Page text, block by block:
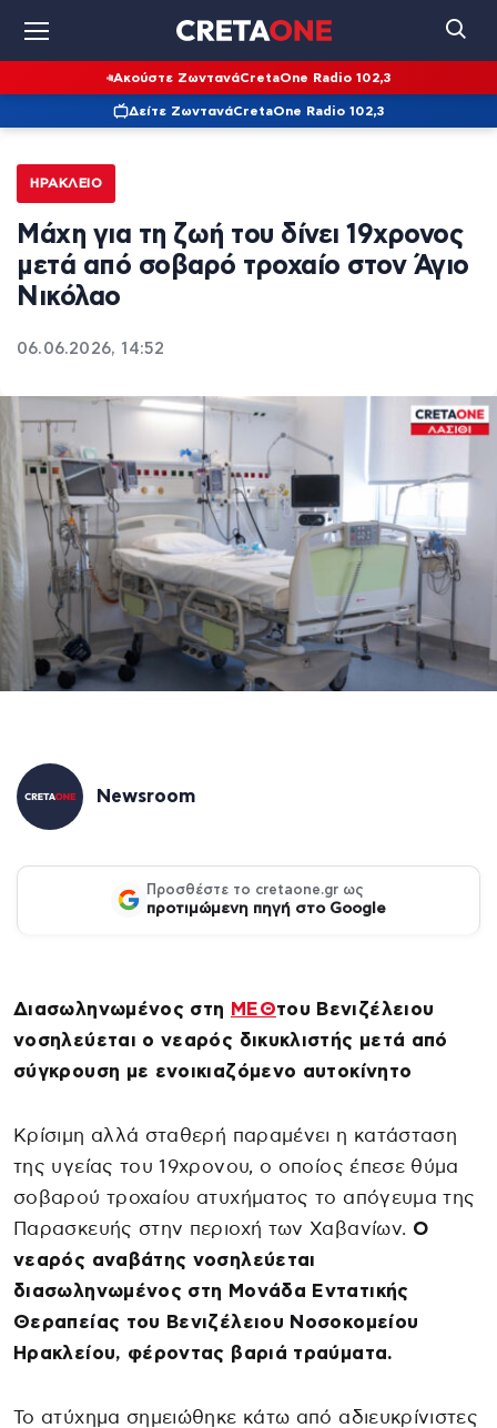
Ακούστε ΖωντανάCretaOne Radio 102,3
Δείτε ΖωντανάCretaOne Radio 102,3
ΗΡΆΚΛΕΙΟ
Μάχη για τη ζωή του δίνει 19χρονος
μετά από σοβαρό τροχαίο στον Άγιο
Νικόλαο
06.06.2026, 14:52
Newsroom
Προσθέστε το cretaone.gr ως
προτιμώμενη πηγή στο Google
Διασωληνωμένος στη ΜΕΘτου Βενιζέλειου
νοσηλεύεται ο νεαρός δικυκλιστής μετά από
σύγκρουση με ενοικιαζόμενο αυτοκίνητο
Κρίσιμη αλλά σταθερή παραμένει η κατάσταση
της υγείας του 19χρονου, ο οποίος έπεσε θύμα
σοβαρού τροχαίου ατυχήματος το απόγευμα της
Παρασκευής στην περιοχή των Χαβανίων. Ο
νεαρός αναβάτης νοσηλεύεται
διασωληνωμένος στη Μονάδα Εντατικής
Θεραπείας του Βενιζέλειου Νοσοκομείου
Ηρακλείου, φέροντας βαριά τραύματα.
Το ατύχημα σημειώθηκε κάτω από αδιευκρίνιστες